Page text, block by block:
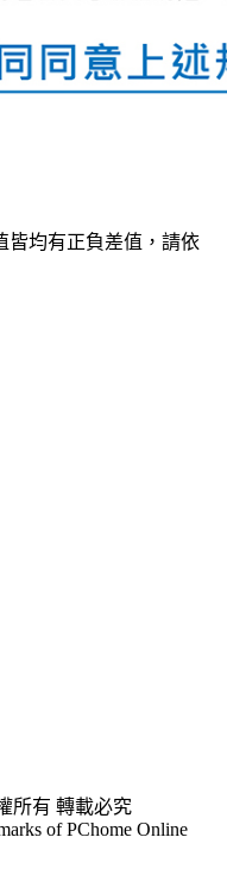
皆均有正負差值，請依
所有 轉載必究
of PChome Online